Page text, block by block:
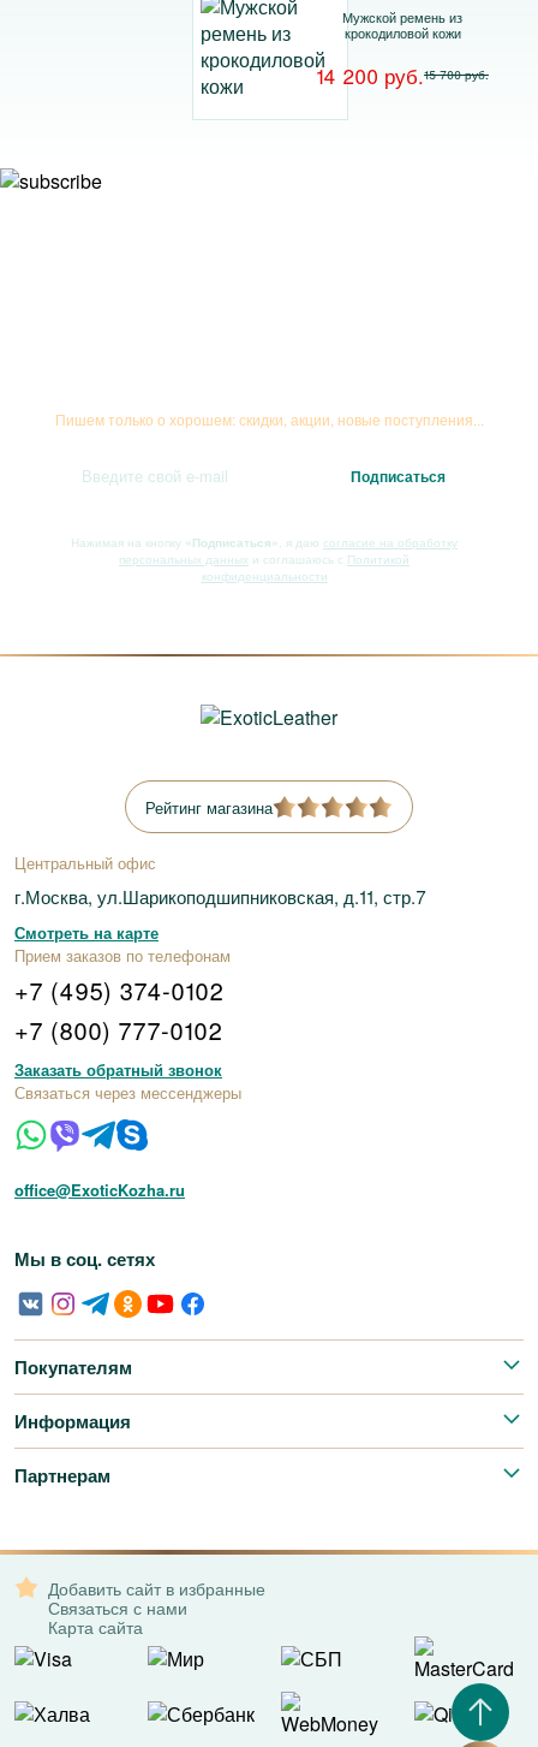
Мужской ремень из
крокодиловой кожи
14 200 руб.15 700 руб.
Пишем только о хорошем: скидки, акции, новые поступления...
Нажимая на кнопку «Подписаться» , я даю согласие на обработку
персональных данных и соглашаюсь с Политикой
конфиденциальности
Рейтинг магазина
Центральный офис
г.Москва, ул.Шарикоподшипниковская, д.11, стр.7
Смотреть на карте
Прием заказов по телефонам
+7 (495) 374-0102
+7 (800) 777-0102
Заказать обратный звонок
Связаться через мессенджеры
office@ExoticKozha.ru
Мы в соц. сетях
Покупателям
Информация
Партнерам
Добавить сайт в избранные
Связаться с нами
Карта сайта